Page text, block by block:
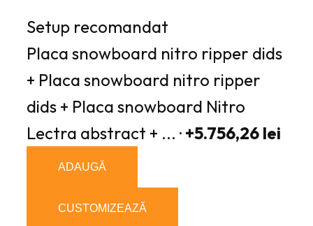
Setup recomandat
Placa snowboard nitro ripper dids
+ Placa snowboard nitro ripper
dids + Placa snowboard Nitro
Lectra abstract + ... · +5.756,26 lei
ADAUGĂ
CUSTOMIZEAZĂ